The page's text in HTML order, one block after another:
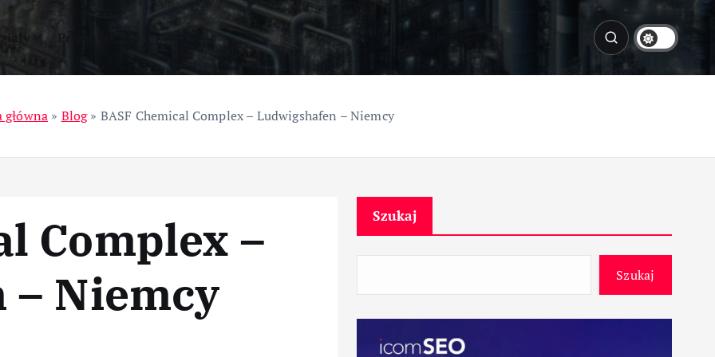
Przemysł
główna » Blog» BASF Chemical Complex – Ludwigshafen – Niemcy
Complex –
Niemcy
Szukaj
Szukaj